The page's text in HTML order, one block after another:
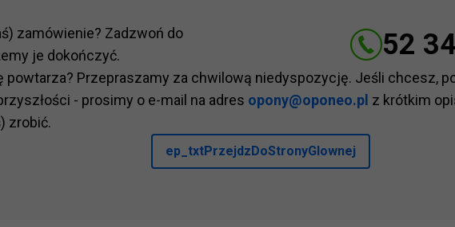
zamówienie? Zadzwoń do
je dokończyć.
52
powtarza? Przepraszamy za chwilową niedyspozycję. Jeśli chcesz,
- prosimy o e-mail na adres opony@oponeo.pl z krótkim
zrobić.
ep_txtPrzejdzDoStronyGlownej